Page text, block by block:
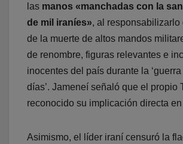
las manos «manchadas con la
de mil iraníes», al responsabilizarlo
de la muerte de altos mandos
de renombre, figuras relevantes e
inocentes del país durante la
días’. Jameneí señaló que el propio
reconocido su implicación directa
Asimismo, el líder iraní censuró la